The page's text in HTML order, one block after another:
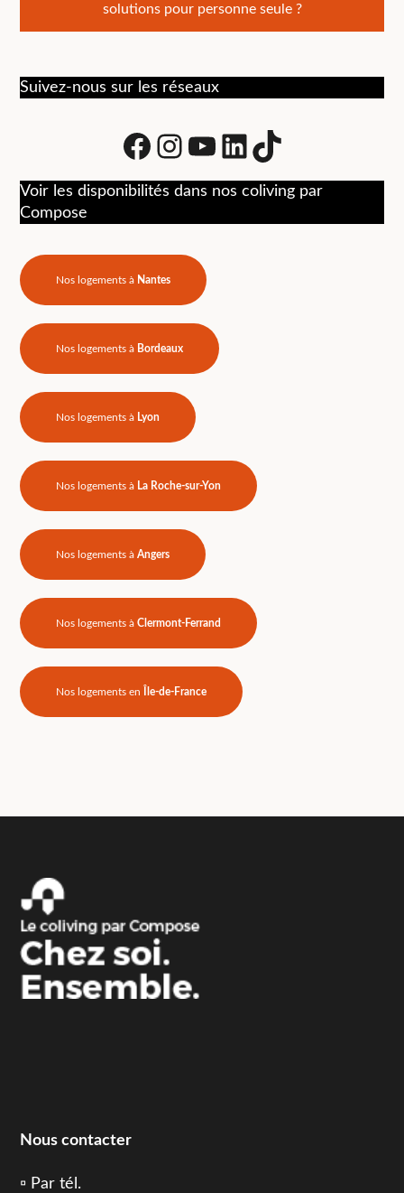
l’articlesolutions pour personne seule ?
Suivez-nous sur les réseaux
Facebook
Instagram
Youtube
LinkedIn
tiktok
Voir les disponibilités dans nos coliving par
Compose
Nos logements à Nantes
Nos logements à Bordeaux
Nos logements à Lyon
Nos logements à La Roche-sur-Yon
Nos logements àAngers
Nos logements àClermont-Ferrand
Nos logements en Île-de-France
Nous contacter
▫️ Par tél.